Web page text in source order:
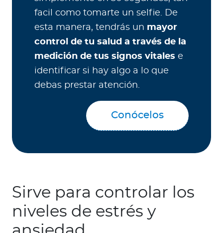
facil como tomarte un selfie. De
esta manera, tendrás un mayor
control de tu salud a través de la
medición de tus signos vitales e
identificar si hay algo a lo que
debas prestar atención.
Conócelos
Sirve para controlar los
niveles de estrés y